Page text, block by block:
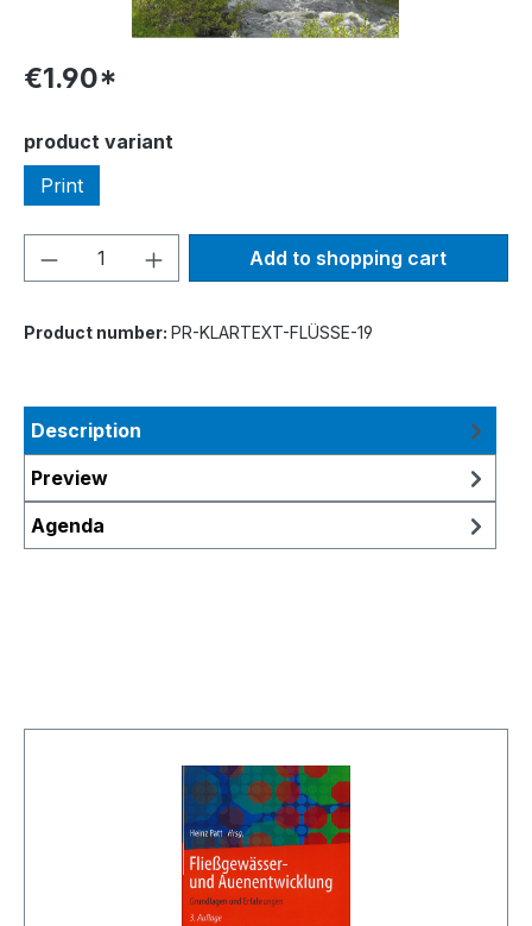
€1.90*
Select
product variant
Print
Product Quantity: Enter the desired
Add to shopping cart
Product number: PR-KLARTEXT-FLÜSSE-19
Description
Preview
Agenda